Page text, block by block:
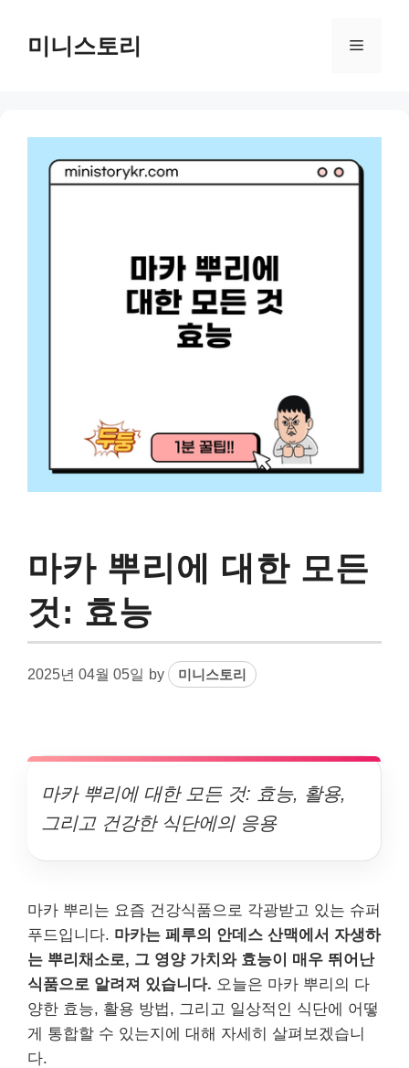
content미니스토리 Menu
마카 뿌리에 대한 모든
것: 효능
2025년 04월 05일 by 미니스토리
마카 뿌리에 대한 모든 것: 효능, 활용,
그리고 건강한 식단에의 응용
마카 뿌리는 요즘 건강식품으로 각광받고 있는 슈퍼
푸드입니다. 마카는 페루의 안데스 산맥에서 자생하
는 뿌리채소로, 그 영양 가치와 효능이 매우 뛰어난
식품으로 알려져 있습니다. 오늘은 마카 뿌리의 다
양한 효능, 활용 방법, 그리고 일상적인 식단에 어떻
게 통합할 수 있는지에 대해 자세히 살펴보겠습니
다.